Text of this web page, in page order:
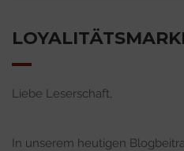
Liebe Leserschaft,
In unserem heutigen